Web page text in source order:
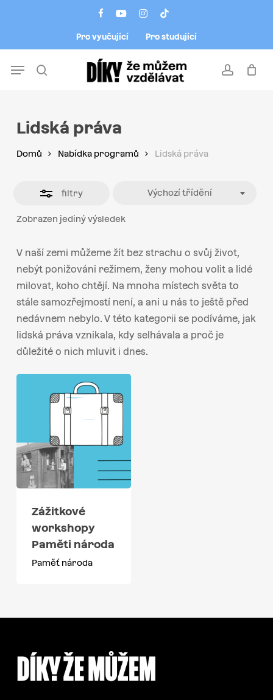
facebookyoutubeinstagram
tiktok
Pro vyučující Pro studující
account
Menu
Lidská práva
Domů Nabídka programů Lidská práva
filtry
Zobrazen jediný výsledek
Výchozí třídění
V naší zemi můžeme žít bez strachu o svůj život,
nebýt ponižováni režimem, ženy mohou volit a lidé
milovat, koho chtějí. Na mnoha místech světa to
stále samozřejmostí není, a ani u nás to ještě před
nedávnem nebylo. V této kategorii se podíváme, jak
lidská práva vznikala, kdy selhávala a proč je
důležité o nich mluvit i dnes.
Zážitkové
workshopy
Paměti národa
Paměť národa